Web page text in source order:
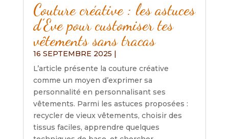
Couture créative : les astuces
d’Eve pour customiser tes
vêtements sans tracas
16 SEPTEMBRE 2025 |
L’article présente la couture créative
comme un moyen d’exprimer sa
personnalité en personnalisant ses
vêtements. Parmi les astuces proposées :
recycler de vieux vêtements, choisir des
tissus faciles, apprendre quelques